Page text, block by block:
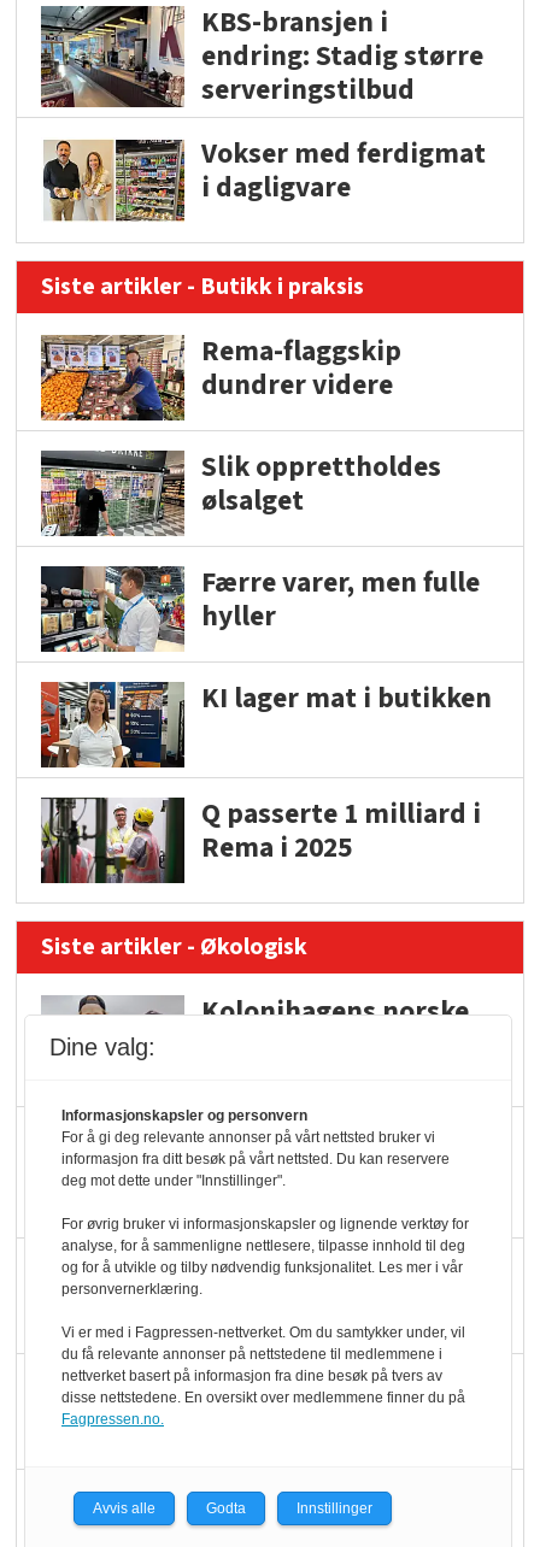
KBS-bransjen i
endring: Stadig større
serveringstilbud
Vokser med ferdigmat
i dagligvare
Siste artikler - Butikk i praksis
Rema-flaggskip
dundrer videre
Slik opprettholdes
ølsalget
Færre varer, men fulle
hyller
KI lager mat i butikken
Q passerte 1 milliard i
Rema i 2025
Siste artikler - Økologisk
Kolonihagens norske
Marit Kolby vant
Økologisk Norge sin
hederspris
Blir enklere å velge
økologisk i butikkhylla
Kolonihagen sliter
Rapport: Økokundene
Dine valg:
Informasjonskapsler og personvern
For å gi deg relevante annonser på vårt nettsted bruker vi
informasjon fra ditt besøk på vårt nettsted. Du kan reservere
deg mot dette under "Innstillinger".
For øvrig bruker vi informasjonskapsler og lignende verktøy for
analyse, for å sammenligne nettlesere, tilpasse innhold til deg
og for å utvikle og tilby nødvendig funksjonalitet. Les mer i vår
personvernerklæring.
Vi er med i Fagpressen-nettverket. Om du samtykker under, vil
du få relevante annonser på nettstedene til medlemmene i
nettverket basert på informasjon fra dine besøk på tvers av
disse nettstedene. En oversikt over medlemmene finner du på
Fagpressen.no.
Avvis alle Godta Innstillinger